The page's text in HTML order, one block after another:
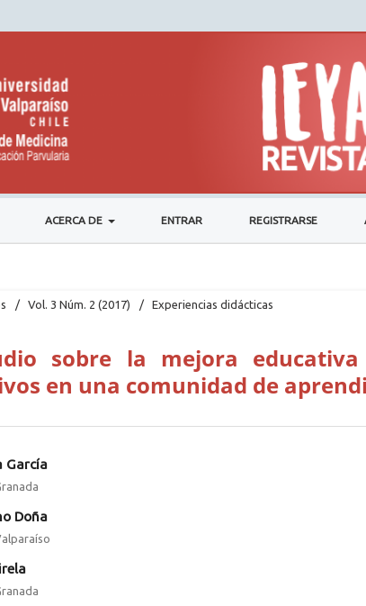
ACERCA DE ENTRAR REGISTRARSE
/ Vol. 3 Núm. 2 (2017) / Experiencias didácticas
sobre la mejora
en una comunidad de
García
Doña